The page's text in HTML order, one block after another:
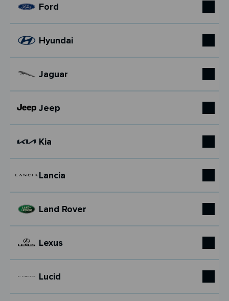
Ford
Hyundai
Jaguar
Jeep
Kia
Lancia
Land Rover
Lexus
Lucid